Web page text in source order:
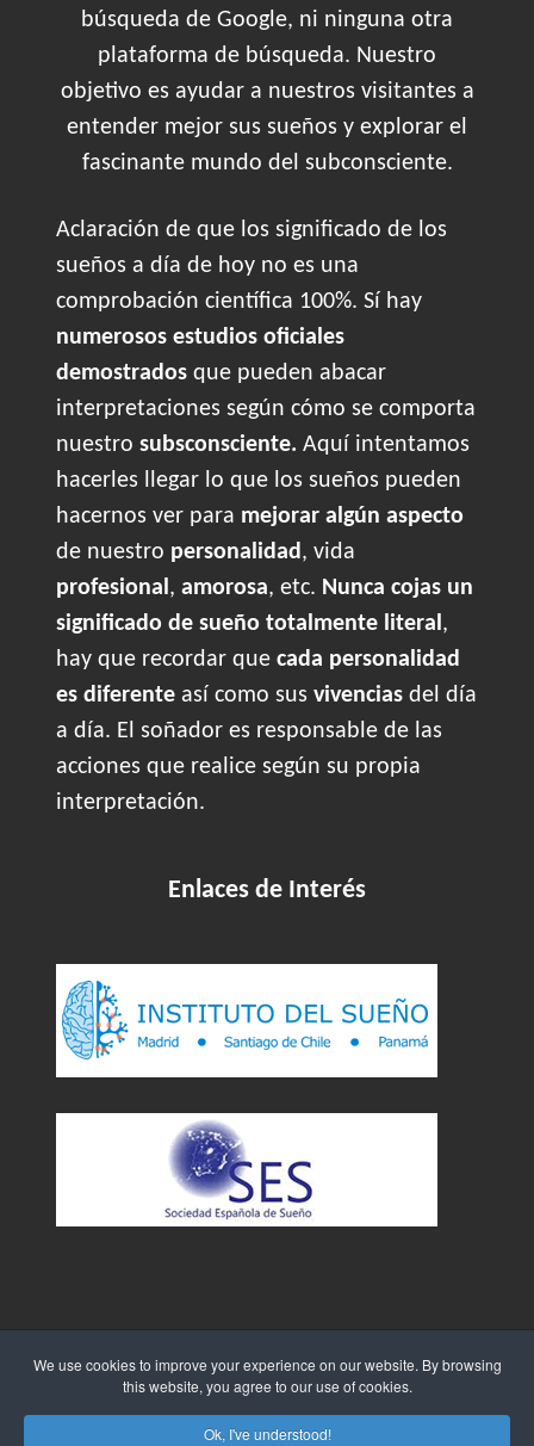
We use cookies to improve your experience on our website. By browsing
this website, you agree to our use of cookies.
Ok, I've understood!
búsqueda de Google, ni ninguna otra
plataforma de búsqueda. Nuestro
objetivo es ayudar a nuestros visitantes a
entender mejor sus sueños y explorar el
fascinante mundo del subconsciente.
Aclaración de que los significado de los
sueños a día de hoy no es una
comprobación científica 100%. Sí hay
numerosos estudios oficiales
demostrados que pueden abacar
interpretaciones según cómo se comporta
nuestro subsconsciente. Aquí intentamos
hacerles llegar lo que los sueños pueden
hacernos ver para mejorar algún aspecto
de nuestro personalidad, vida
profesional, amorosa, etc. Nunca cojas un
significado de sueño totalmente literal,
hay que recordar que cada personalidad
es diferente así como sus vivencias del día
a día. El soñador es responsable de las
acciones que realice según su propia
interpretación.
Enlaces de Interés